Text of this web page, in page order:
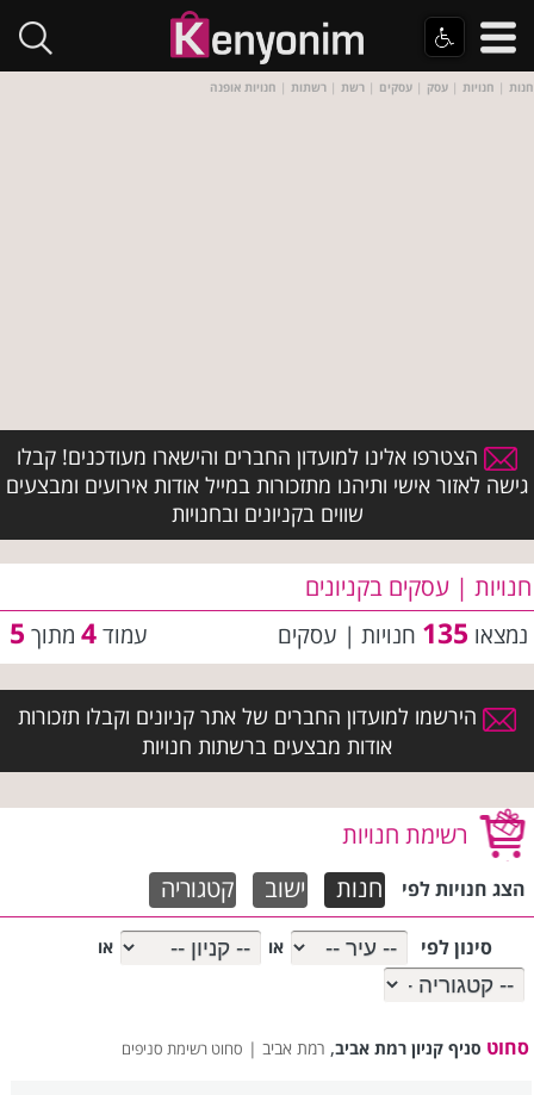
חנות | חנויות | עסק | עסקים | רשת | רשתות | חנויות אופנה
הצטרפו אלינו למועדון החברים והישארו מעודכנים! קבלו
גישה לאזור אישי ותיהנו מתזכורות במייל אודות אירועים ומבצעים
שווים בקניונים ובחנויות
חנויות | עסקים בקניונים
עמוד4 מתוך 5 נמצאו 135 חנויות | עסקים
הירשמו למועדון החברים של אתר קניונים וקבלו תזכורות
אודות מבצעים ברשתות חנויות
רשימת חנויות
הצג חנויות לפי חנות ישוב קטגוריה
סינון לפי או או
סחוט סניף קניון רמת אביב, רמת אביב | סחוט רשימת סניפים